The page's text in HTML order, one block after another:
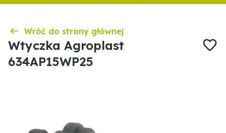
Wróć do strony głównej
Wtyczka Agroplast
634AP15WP25